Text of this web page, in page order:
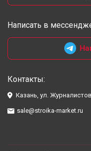
Написать в
Контакты:
Казань, ул.
sale@stroika-market.ru